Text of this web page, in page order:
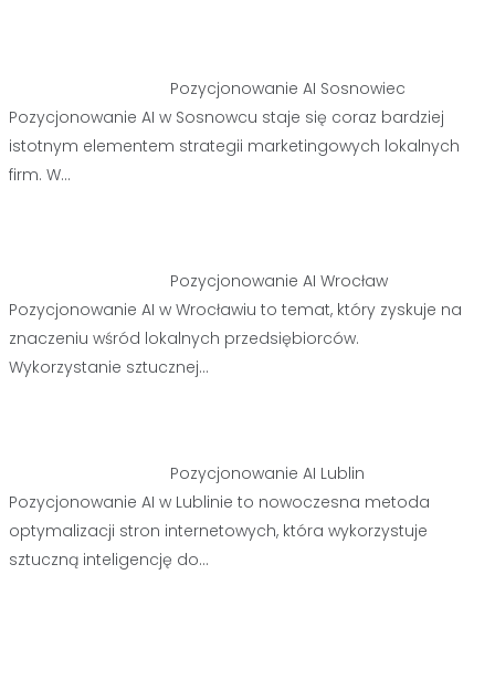
Pozycjonowanie AI Sosnowiec
Pozycjonowanie AI w Sosnowcu staje się coraz bardziej
istotnym elementem strategii marketingowych lokalnych
firm. W…
Pozycjonowanie AI Wrocław
Pozycjonowanie AI w Wrocławiu to temat, który zyskuje na
znaczeniu wśród lokalnych przedsiębiorców.
Wykorzystanie sztucznej…
Pozycjonowanie AI Lublin
Pozycjonowanie AI w Lublinie to nowoczesna metoda
optymalizacji stron internetowych, która wykorzystuje
sztuczną inteligencję do…